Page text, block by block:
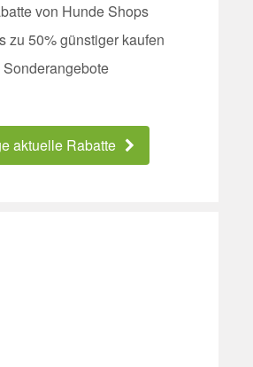
von Hunde Shops
zu 50% günstiger kaufen
aktuelle Rabatte